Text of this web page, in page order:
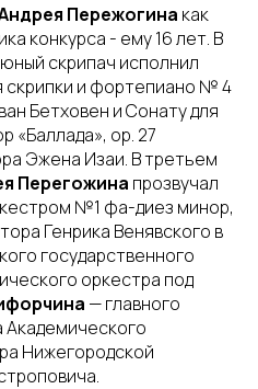
Пережогина как
конкурса - ему 16 лет. В
скрипач исполнил
скрипки и фортепиано № 4
Бетховен и Сонату для
«Баллада», op. 27
Эжена Изаи. В третьем
Перегожина прозвучал
№1 фа-диез минор,
Генрика Венявского в
государственного
оркестра под
— главного
Академического
Нижегородской